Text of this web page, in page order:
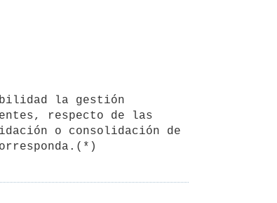
respecto de las
o consolidación de